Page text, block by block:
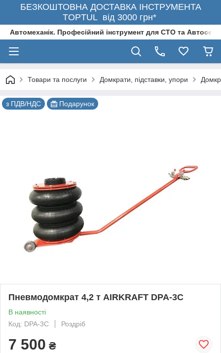
БЕЗКОШТОВНА ДОСТАВКА ІНСТРУМЕНТА
TOPTUL від 3000 грн*
Автомеханік. Професійний інструмент для СТО та
Товари та послуги Домкрати, підставки, упори
з ПДВ/НДС Подарунок
Пневмодомкрат 4,2 т AIRKRAFT DPA-3C
В наявності
Код: DPA-3C
Роздріб
7 500 ₴